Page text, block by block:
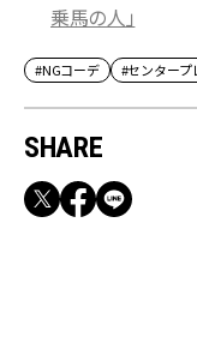
乗馬の人」
#NGコーデ #センタープ
SHARE